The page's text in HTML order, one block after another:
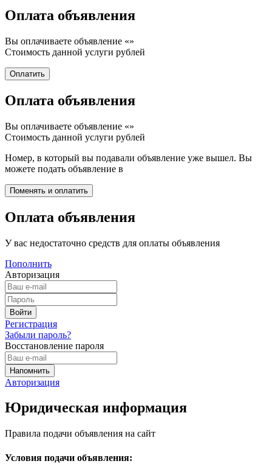
Оплата объявления
Вы оплачиваете объявление «»
Стоимость данной услуги рублей
Оплата объявления
Вы оплачиваете объявление «»
Стоимость данной услуги рублей
Номер, в который вы подавали объявление уже вышел. Вы
можете подать объявление в
Оплата объявления
У вас недостаточно средств для оплаты объявления
Пополнить
Авторизация
Регистрация
Забыли пароль?
Восстановление пароля
Авторизация
Юридическая информация
Правила подачи объявления на сайт
Условия подачи объявления: